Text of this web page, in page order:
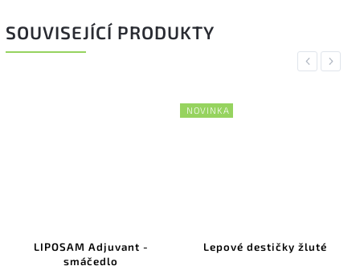
SOUVISEJÍCÍ PRODUKTY
Previous
LIPOSAM Adjuvant -
smáčedlo
NOVINKA
Lepové destičky žluté
Next